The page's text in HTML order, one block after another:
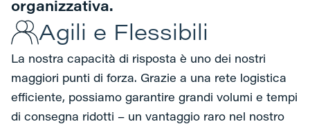
organizzativa.
Agili e Flessibili
La nostra capacità di risposta è uno dei nostri
maggiori punti di forza. Grazie a una rete logistica
efficiente, possiamo garantire grandi volumi e tempi
di consegna ridotti – un vantaggio raro nel nostro